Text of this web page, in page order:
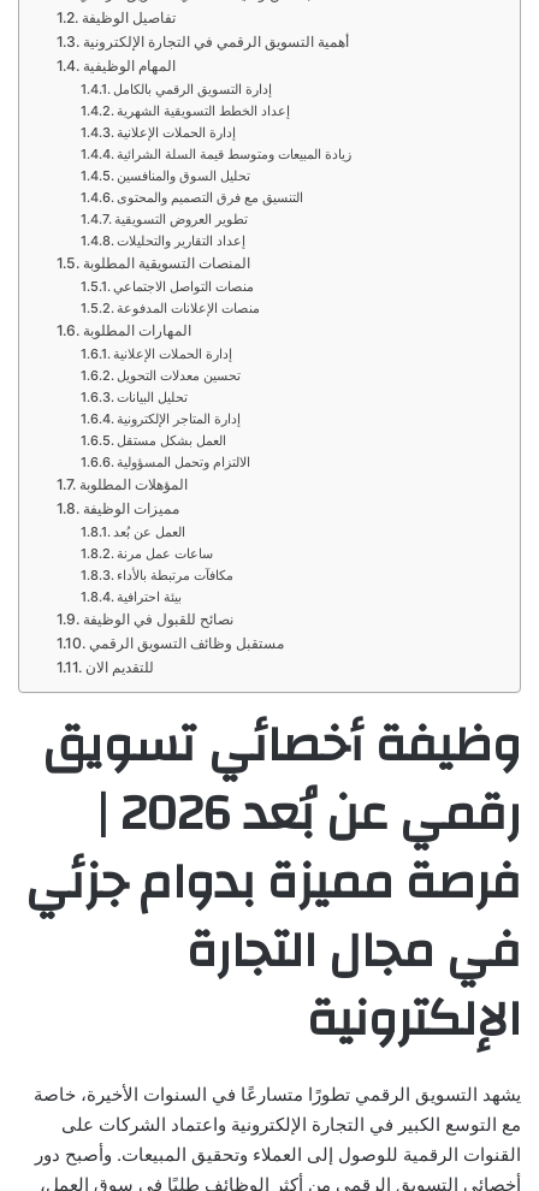
تفاصيل الوظيفة
أهمية التسويق الرقمي في التجارة الإلكترونية
المهام الوظيفية
إدارة التسويق الرقمي بالكامل
إعداد الخطط التسويقية الشهرية
إدارة الحملات الإعلانية
زيادة المبيعات ومتوسط قيمة السلة الشرائية
تحليل السوق والمنافسين
التنسيق مع فرق التصميم والمحتوى
تطوير العروض التسويقية
إعداد التقارير والتحليلات
المنصات التسويقية المطلوبة
منصات التواصل الاجتماعي
منصات الإعلانات المدفوعة
المهارات المطلوبة
إدارة الحملات الإعلانية
تحسين معدلات التحويل
تحليل البيانات
إدارة المتاجر الإلكترونية
العمل بشكل مستقل
الالتزام وتحمل المسؤولية
المؤهلات المطلوبة
مميزات الوظيفة
العمل عن بُعد
ساعات عمل مرنة
مكافآت مرتبطة بالأداء
بيئة احترافية
نصائح للقبول في الوظيفة
مستقبل وظائف التسويق الرقمي
للتقديم الان
وظيفة أخصائي تسويق
رقمي عن بُعد 2026 |
فرصة مميزة بدوام جزئي
في مجال التجارة
الإلكترونية
يشهد التسويق الرقمي تطورًا متسارعًا في السنوات الأخيرة، خاصة
مع التوسع الكبير في التجارة الإلكترونية واعتماد الشركات على
القنوات الرقمية للوصول إلى العملاء وتحقيق المبيعات. وأصبح دور
أخصائي التسويق الرقمي من أكثر الوظائف طلبًا في سوق العمل،